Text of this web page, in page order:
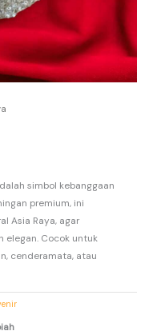
simbol kebanggaan
premium, ini
Asia Raya, agar
elegan. Cocok untuk
cenderamata, atau